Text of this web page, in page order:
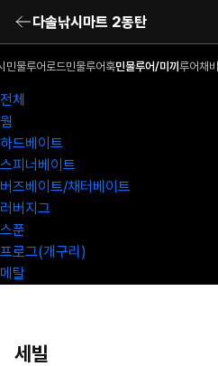
다솔낚시마트 2동탄
민물루어로드민물루어훅민물루어/미끼 루어채비
전체
웜
하드베이트
스피너베이트
버즈베이트/채터베이트
러버지그
스푼
프로그(개구리)
메탈
세빌